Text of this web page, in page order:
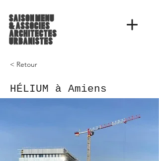
< Retour
HÉLIUM à Amiens